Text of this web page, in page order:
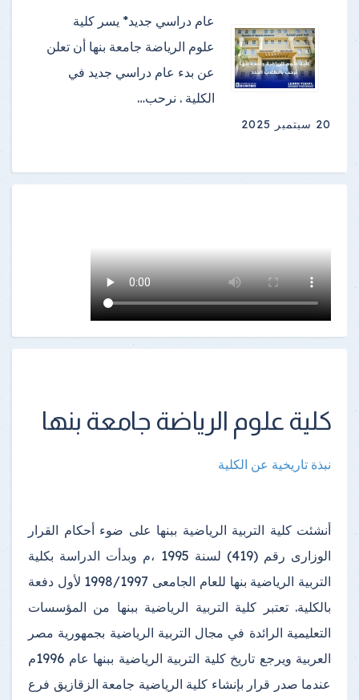
عام دراسي جديد* يسر كلية
علوم الرياضة جامعة بنها أن تعلن
عن بدء عام دراسي جديد في
الكلية . نرحب…
20 سبتمبر 2025
كلية علوم الرياضة جامعة بنها
نبذة تاريخية عن الكلية
أنشئت كلية التربية الرياضية ببنها على ضوء أحكام القرار
الوزارى رقم (419) لسنة 1995 ،م وبدأت الدراسة بكلية
التربية الرياضية بنها للعام الجامعى 1998/1997 لأول دفعة
بالكلية. تعتبر كلية التربية الرياضية ببنها من المؤسسات
التعليمية الرائدة في مجال التربية الرياضية بجمهورية مصر
العربية
ويرجع تاريخ كلية التربية الرياضية ببنها عام 1996م
عندما صدر قرار بإنشاء كلية الرياضية جامعة الزقازيق فرع